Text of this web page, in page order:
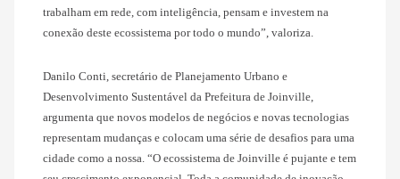
trabalham em rede, com inteligência, pensam e investem na
conexão deste ecossistema por todo o mundo”, valoriza.
Danilo Conti, secretário de Planejamento Urbano e
Desenvolvimento Sustentável da Prefeitura de Joinville,
argumenta que novos modelos de negócios e novas tecnologias
representam mudanças e colocam uma série de desafios para uma
cidade como a nossa. “O ecossistema de Joinville é pujante e tem